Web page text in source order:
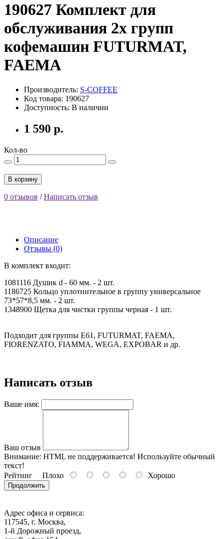
190627 Комплект для
обслуживания 2х групп
кофемашин FUTURMAT,
FAEMA
Производитель: S-COFFEE
Код товара: 190627
Доступность: В наличии
1 590 р.
Кол-во
В корзину
0 отзывов /Написать отзыв
Описание
Отзывы (0)
В комплект входит:
1081116 Душик d - 60 мм. - 2 шт.
1186725 Кольцо уплотнительное в группу универсальное
73*57*8,5 мм. - 2 шт.
1348900 Щетка для чистки группы черная - 1 шт.
Подходит для группы E61, FUTURMAT, FAEMA,
FIORENZATO, FIAMMA, WEGA, EXPOBAR и др.
Написать отзыв
Ваше имя:
Ваш отзыв
Внимание: HTML не поддерживается! Используйте обычный
текст!
Рейтинг Плохо Хорошо
Продолжить
Адрес офиса и сервиса:
117545, г. Москва,
1-й Дорожный проезд,